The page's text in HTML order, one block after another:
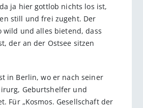
ja hier gottlob nichts los ist,
still und frei zugeht. Der
wild und alles bietend, dass
der an der Ostsee sitzen
in Berlin, wo er nach seiner
Geburtshelfer und
Für „Kosmos. Gesellschaft der